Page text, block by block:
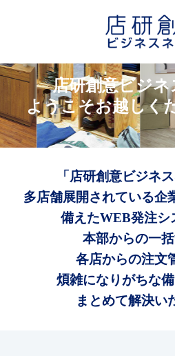
店研創意ビジ
ようこそお越しく
「店研創意ビジネ
多店舗展開されている企
備えたWEB発注シ
本部からの一括
各店からの注文
煩雑になりがちな
まとめて解決い